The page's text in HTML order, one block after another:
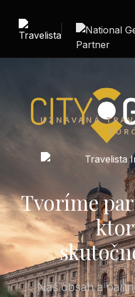
UZNÁVANÁ
Tvoríme
Náš obsah a